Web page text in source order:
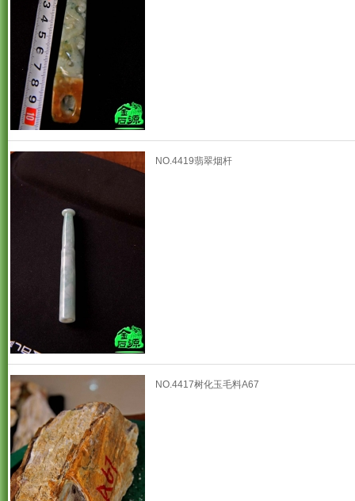
NO.4419翡翠烟杆
NO.4417树化玉毛料A67